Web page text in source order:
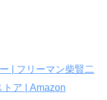
| フリーマン柴賢二
ア | Amazon